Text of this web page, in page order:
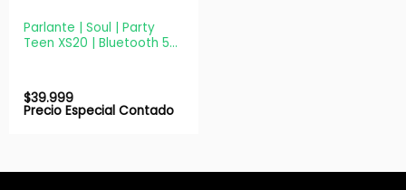
Parlante | Soul | Party
Teen XS20 | Bluetooth 5W
$39.999
Precio Especial Contado